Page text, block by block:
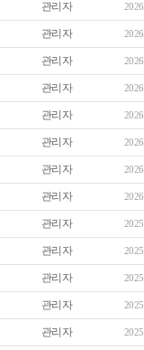
관리자
관리자
관리자
관리자
관리자
관리자
관리자
관리자
관리자
관리자
관리자
관리자
관리자